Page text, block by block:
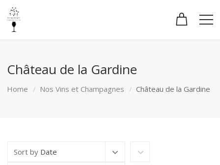
Château de la Gardine
Home Nos Vins et Champagnes Château de la Gardine
Sort by Date